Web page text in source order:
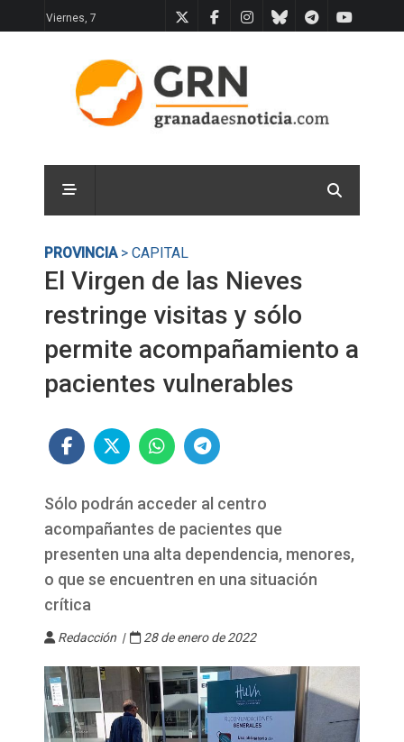
Viernes, 7
PROVINCIA> CAPITAL
El Virgen de las Nieves
restringe visitas y sólo
permite acompañamiento a
pacientes vulnerables
Sólo podrán acceder al centro
acompañantes de pacientes que
presenten una alta dependencia, menores,
o que se encuentren en una situación
crítica
Redacción | 28 de enero de 2022